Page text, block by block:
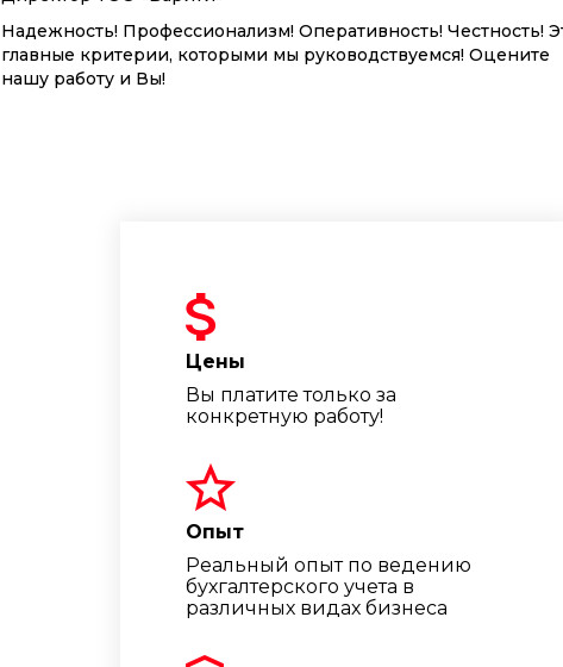
Надежность! Профессионализм! Оперативность! Честность!
главные критерии, которыми мы руководствуемся! Оцените
нашу работу и Вы!
Цены
Вы платите только за
конкретную работу!
Опыт
Реальный опыт по ведению
бухгалтерского учета в
различных видах бизнеса